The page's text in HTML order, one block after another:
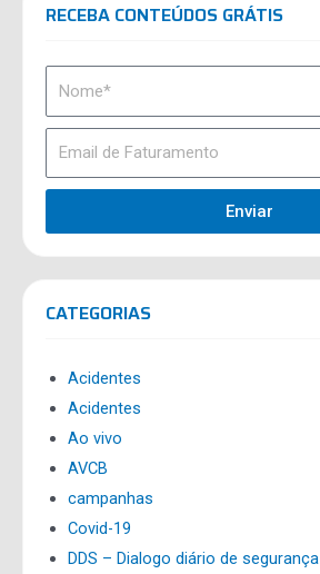
RECEBA CONTEÚDOS GRÁTIS
Enviar
CATEGORIAS
Acidentes
Acidentes
Ao vivo
AVCB
campanhas
Covid-19
DDS – Dialogo diário de segurança